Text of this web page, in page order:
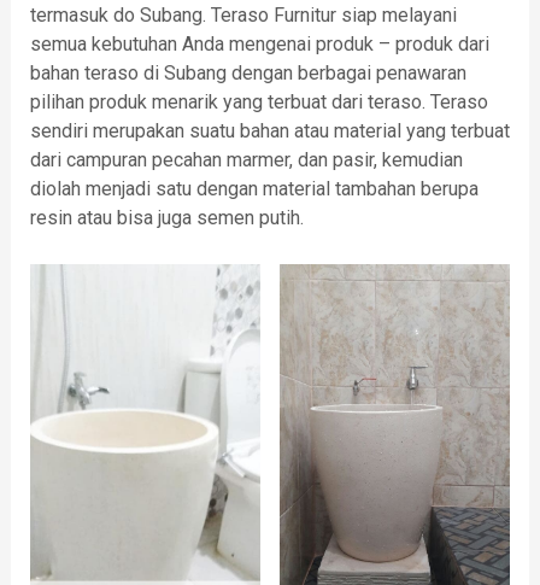
termasuk do Subang. Teraso Furnitur siap melayani
semua kebutuhan Anda mengenai produk – produk dari
bahan teraso di Subang dengan berbagai penawaran
pilihan produk menarik yang terbuat dari teraso. Teraso
sendiri merupakan suatu bahan atau material yang terbuat
dari campuran pecahan marmer, dan pasir, kemudian
diolah menjadi satu dengan material tambahan berupa
resin atau bisa juga semen putih.